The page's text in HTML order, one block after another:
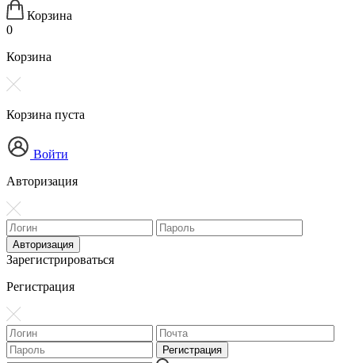
Корзина
0
Корзина
Корзина пуста
Войти
Авторизация
Зарегистрироваться
Регистрация